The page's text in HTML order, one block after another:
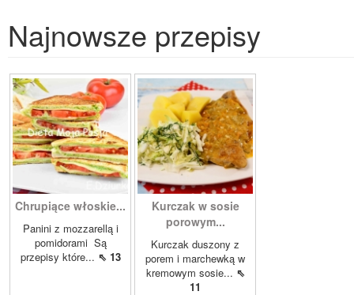
Najnowsze przepisy
Chrupiące włoskie...
Panini z mozzarellą i
pomidorami Są
przepisy które... ⇖ 13
Kurczak w sosie
porowym...
Kurczak duszony z
porem i marchewką w
kremowym sosie... ⇖
11